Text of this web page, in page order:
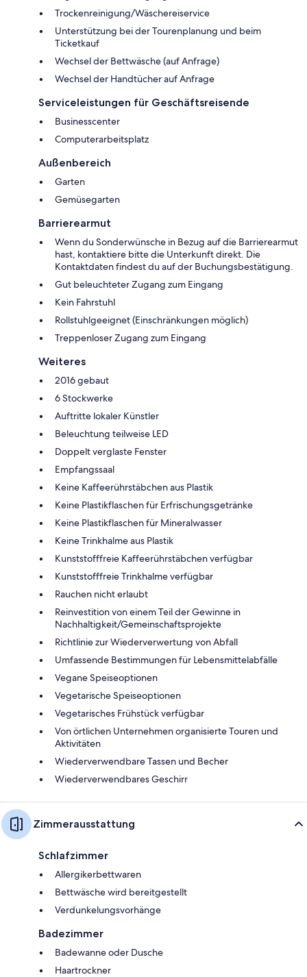
Trockenreinigung/Wäschereiservice
Unterstützung bei der Tourenplanung und beim
Ticketkauf
Wechsel der Bettwäsche (auf Anfrage)
Wechsel der Handtücher auf Anfrage
Serviceleistungen für Geschäftsreisende
Businesscenter
Computerarbeitsplatz
Außenbereich
Garten
Gemüsegarten
Barrierearmut
Wenn du Sonderwünsche in Bezug auf die Barrierearmut
hast, kontaktiere bitte die Unterkunft direkt. Die
Kontaktdaten findest du auf der Buchungsbestätigung.
Gut beleuchteter Zugang zum Eingang
Kein Fahrstuhl
Rollstuhlgeeignet (Einschränkungen möglich)
Treppenloser Zugang zum Eingang
Weiteres
2016 gebaut
6 Stockwerke
Auftritte lokaler Künstler
Beleuchtung teilweise LED
Doppelt verglaste Fenster
Empfangssaal
Keine Kaffeerührstäbchen aus Plastik
Keine Plastikflaschen für Erfrischungsgetränke
Keine Plastikflaschen für Mineralwasser
Keine Trinkhalme aus Plastik
Kunststofffreie Kaffeerührstäbchen verfügbar
Kunststofffreie Trinkhalme verfügbar
Rauchen nicht erlaubt
Reinvestition von einem Teil der Gewinne in
Nachhaltigkeit/Gemeinschaftsprojekte
Richtlinie zur Wiederverwertung von Abfall
Umfassende Bestimmungen für Lebensmittelabfälle
Vegane Speiseoptionen
Vegetarische Speiseoptionen
Vegetarisches Frühstück verfügbar
Von örtlichen Unternehmen organisierte Touren und
Aktivitäten
Wiederverwendbare Tassen und Becher
Wiederverwendbares Geschirr
Zimmerausstattung
Schlafzimmer
Allergikerbettwaren
Bettwäsche wird bereitgestellt
Verdunkelungsvorhänge
Badezimmer
Badewanne oder Dusche
Haartrockner